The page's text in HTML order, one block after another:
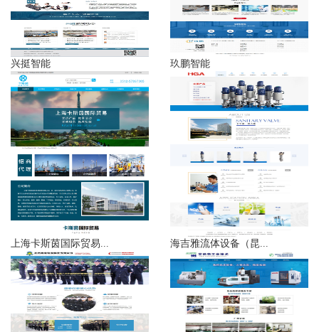
兴挺智能 玖鹏智能
上海卡斯茵国际贸易... 海吉雅流体设备（昆...